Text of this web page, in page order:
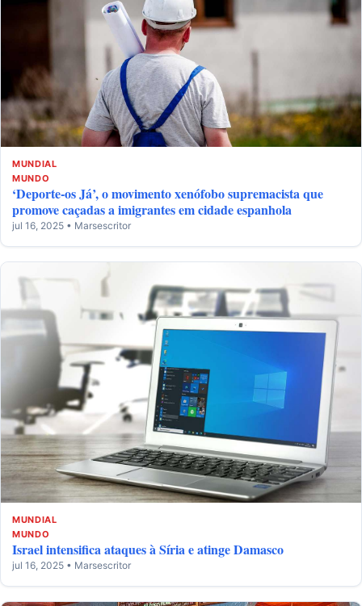
MUNDIAL
MUNDO
‘Deporte-os Já’, o movimento xenófobo supremacista que
promove caçadas a imigrantes em cidade espanhola
jul 16, 2025 • Marsescritor
MUNDIAL
MUNDO
Israel intensifica ataques à Síria e atinge Damasco
jul 16, 2025 • Marsescritor